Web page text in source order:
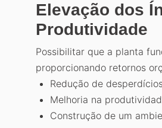
Elevação dos
Produtividade
Possibilitar que a planta
proporcionando retornos
Redução de
Melhoria na
Construção de um